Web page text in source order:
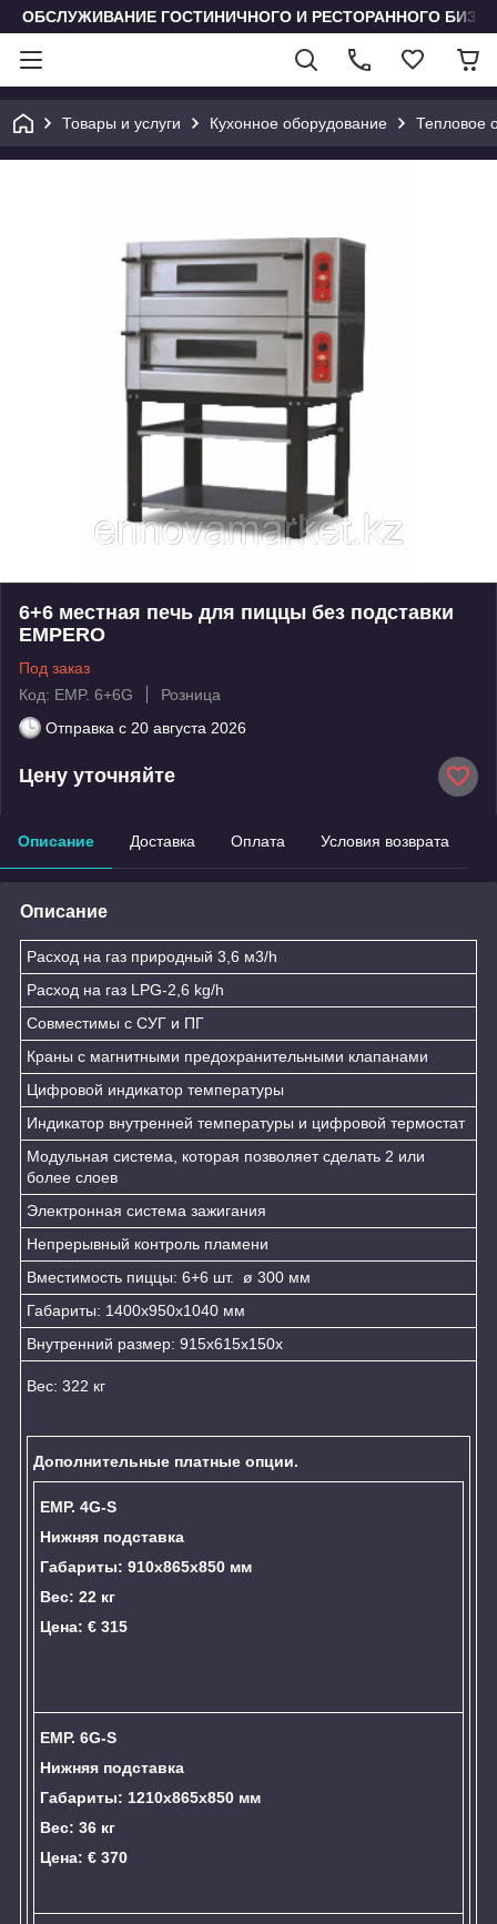
ОБСЛУЖИВАНИЕ ГОСТИНИЧНОГО И РЕСТОРАННОГО
Товары и услуги Кухонное оборудование Тепловое
6+6 местная печь для пиццы без подставки
EMPERO
Под заказ
Код: EMP. 6+6G
Розница
Отправка с 20 августа 2026
Цену уточняйте
Описание Доставка Оплата Условия возврата
Описание
Расход на газ природный 3,6 м3/h
Расход на газ LPG-2,6 kg/h
Совместимы с СУГ и ПГ
Краны с магнитными предохранительными клапанами
Цифровой индикатор температуры
Индикатор внутренней температуры и цифровой термостат
Модульная система, которая позволяет сделать 2 или
более слоев
Электронная система зажигания
Непрерывный контроль пламени
Вместимость пиццы: 6+6 шт. ø 300 мм
Габариты: 1400х950х1040 мм
Внутренний размер: 915х615х150х
Вес: 322 кг
Дополнительные платные опции.
EMP. 4G-S
Нижняя подставка
Габариты: 910x865x850 мм
Вес: 22 кг
Цена: € 315
EMP. 6G-S
Нижняя подставка
Габариты: 1210x865x850 мм
Вес: 36 кг
Цена: € 370